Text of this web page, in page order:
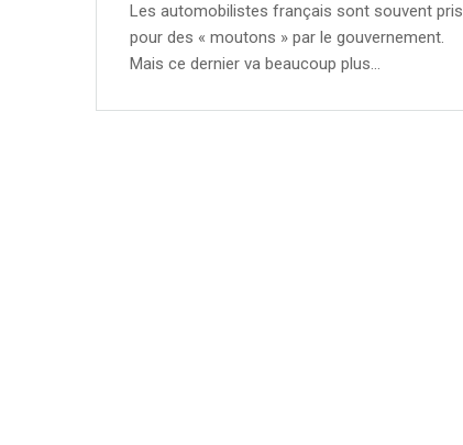
Les automobilistes français sont souvent pris
pour des « moutons » par le gouvernement.
Mais ce dernier va beaucoup plus…